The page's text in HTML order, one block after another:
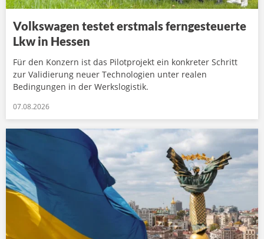
Volkswagen testet erstmals ferngesteuerte
Lkw in Hessen
Für den Konzern ist das Pilotprojekt ein konkreter Schritt
zur Validierung neuer Technologien unter realen
Bedingungen in der Werkslogistik.
07.08.2026